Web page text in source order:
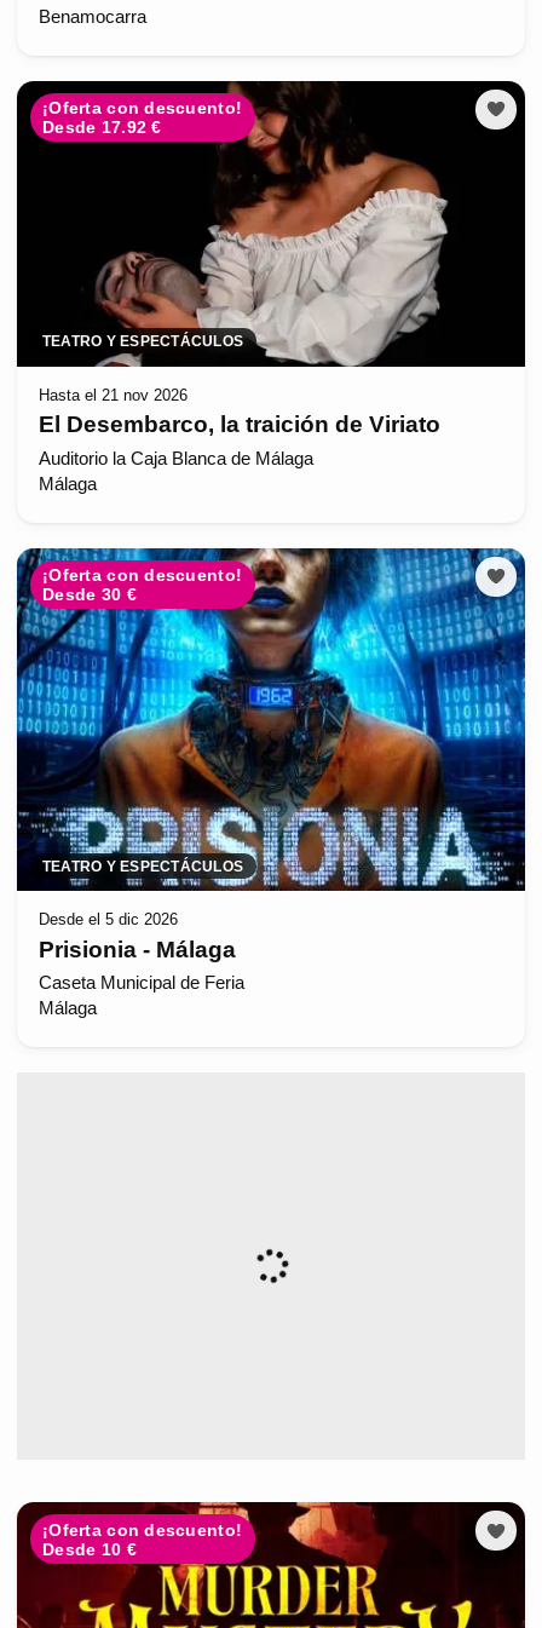
Benamocarra
¡Oferta con descuento!
Desde 17.92 €
TEATRO Y ESPECTÁCULOS
Hasta el 21 nov 2026
El Desembarco, la traición de Viriato
Auditorio la Caja Blanca de Málaga
Málaga
¡Oferta con descuento!
Desde 30 €
TEATRO Y ESPECTÁCULOS
Desde el 5 dic 2026
Prisionia - Málaga
Caseta Municipal de Feria
Málaga
¡Oferta con descuento!
Desde 10 €